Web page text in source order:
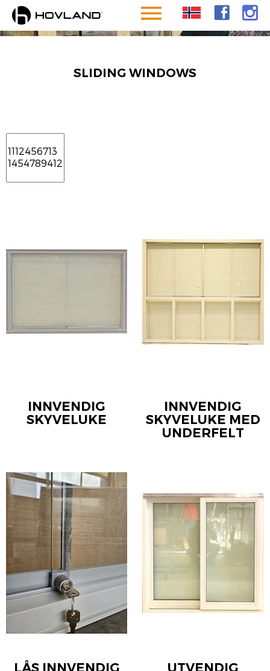
JUST
LET IT SLIDE
SLIDING WINDOWS
INNVENDIG
SKYVELUKE
INNVENDIG
SKYVELUKE MED
UNDERFELT
LÅS INNVENDIG
UTVENDIG